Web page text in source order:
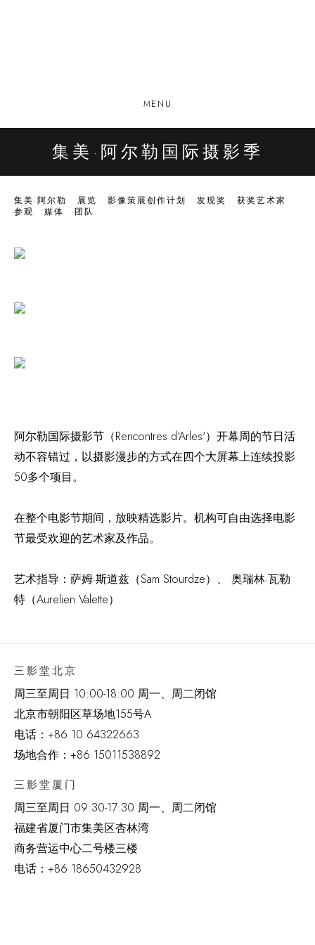
MENU
集美·阿尔勒国际摄影季
集美·阿尔勒 展览 影像策展创作计划 发现奖
获奖艺术家
参观
媒体 团队
阿尔勒国际摄影节（Rencontres d'Arles'）开幕周的节日活
动不容错过，以摄影漫步的方式在四个大屏幕上连续投影
50多个项目。
在整个电影节期间，放映精选影片。机构可自由选择电影
节最受欢迎的艺术家及作品。
艺术指导：萨姆·斯道兹（Sam Stourdze）、 奥瑞林·瓦勒
特（Aurelien Valette）
三影堂北京
周三至周日 10:00-18:00 周一、周二闭馆
北京市朝阳区草场地155号A
电话： +86 10 64322663
场地合作：+86 15011538892
三影堂厦门
周三至周日 09:30-17:30 周一、周二闭馆
福建省厦门市集美区杏林湾
商务营运中心二号楼三楼
电话： +86 18650432928